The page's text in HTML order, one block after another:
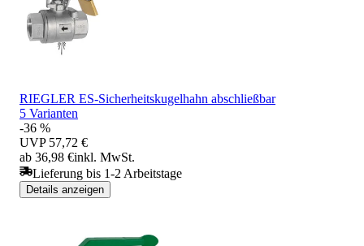
RIEGLER ES-Sicherheitskugelhahn abschließbar
5 Varianten
-36 %
UVP 57,72 €
ab 36,98 €inkl. MwSt.
Lieferung bis 1-2 Arbeitstage
Details anzeigen